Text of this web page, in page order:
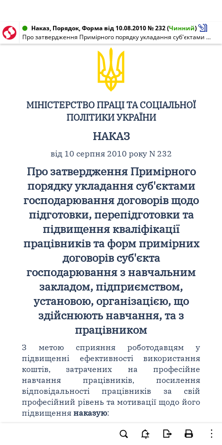
Наказ, Порядок, Форма від 10.08.2010 № 232(Чинний)
Про затвердження Примірного порядку укладання суб'єктами господарювання договорів щодо підготовки, перепідготовки та підвищення кваліфікації працівників та форм примірних договорів суб'єкта господарювання з навчальним закладом, підприємством, установою, організацією, що здійснюють навчання, та з працівником
МІНІСТЕРСТВО ПРАЦІ ТА СОЦІАЛЬНОЇ
ПОЛІТИКИ УКРАЇНИ
НАКАЗ
від 10 серпня 2010 року N 232
Про затвердження Примірного
порядку укладання суб'єктами
господарювання договорів щодо
підготовки, перепідготовки та
підвищення кваліфікації
працівників та форм примірних
договорів суб'єкта
господарювання з навчальним
закладом, підприємством,
установою, організацією, що
здійснюють навчання, та з
працівником
З метою сприяння роботодавцям у
підвищенні ефективності використання
коштів, затрачених на професійне
навчання працівників, посилення
відповідальності працівників за свій
професійний рівень та мотивації щодо його
підвищення наказую:
1. Затвердити такі, що додаються: